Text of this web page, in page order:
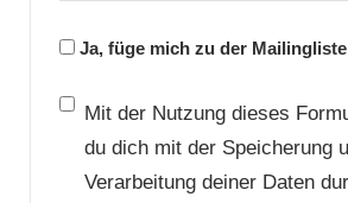
Ja, füge mich zu der
Mit der Nutzung dieses
du dich mit der Speicherung
Verarbeitung deiner Daten